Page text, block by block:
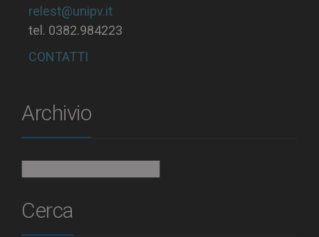
relest@unipv.it
tel. 0382.984223
CONTATTI
Archivio
Cerca